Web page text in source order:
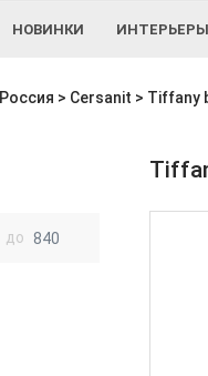
НОВИНКИ ИНТЕРЬЕРЫ
Россия > Cersanit > Tiffany